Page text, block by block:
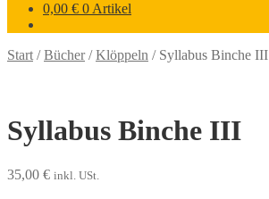
0,00 € 0 Artikel
Start /Bücher/Klöppeln / Syllabus Binche III
Syllabus Binche III
35,00 € inkl. USt.